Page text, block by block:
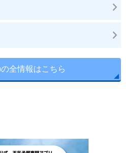
全情報はこちら